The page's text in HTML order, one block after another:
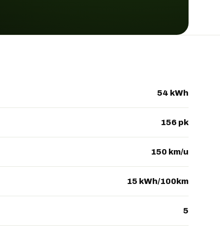
54 kWh
156 pk
150 km/u
15 kWh/100km
5